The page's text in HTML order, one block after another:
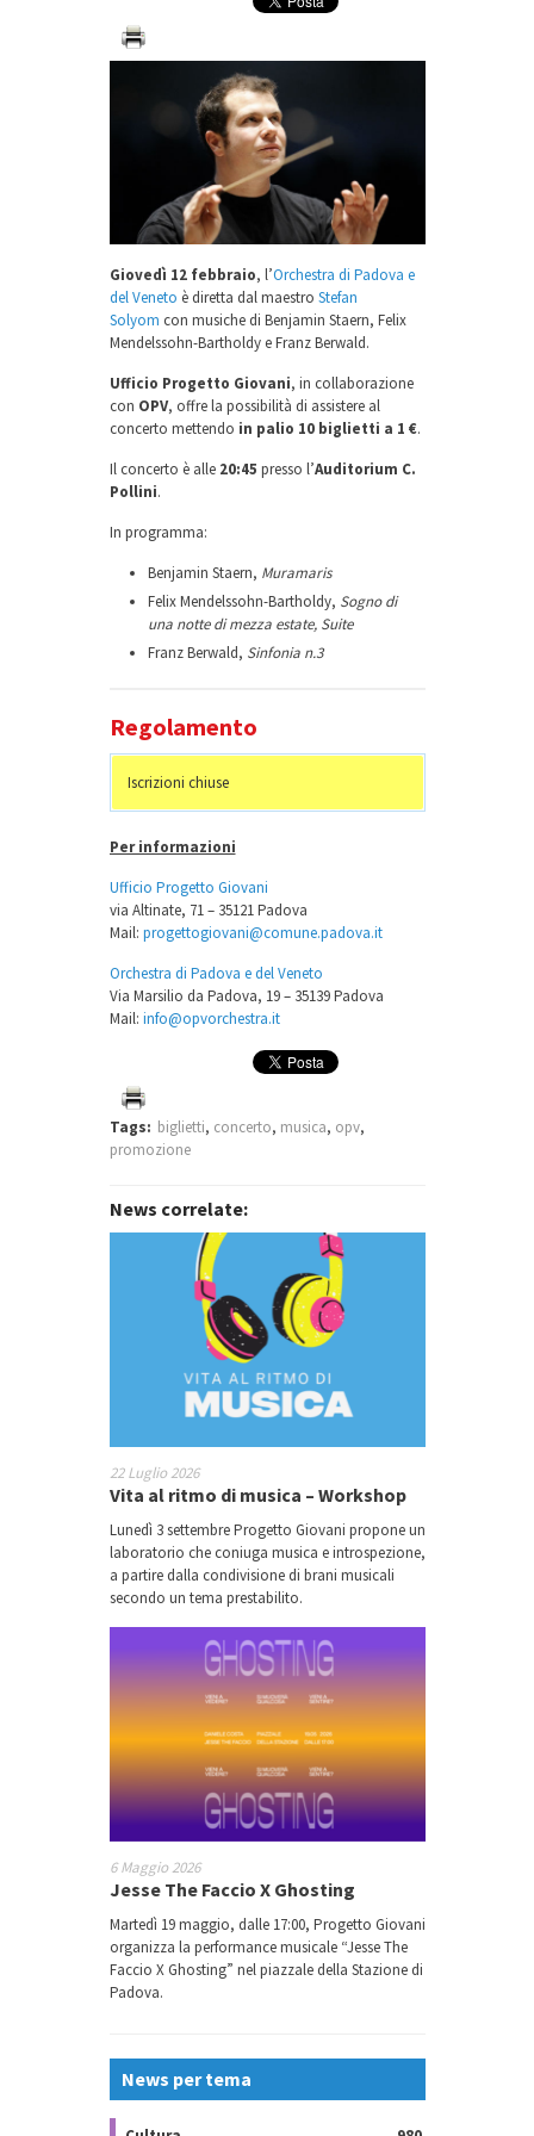
Giovedì 12 febbraio, l’Orchestra di Padova e
del Veneto è diretta dal maestro Stefan
Solyom con musiche di Benjamin Staern, Felix
Mendelssohn-Bartholdy e Franz Berwald.
Ufficio Progetto Giovani, in collaborazione
con OPV, offre la possibilità di assistere al
concerto mettendo in palio 10 biglietti a 1 €.
Il concerto è alle 20:45 presso l’Auditorium C.
Pollini.
In programma:
Benjamin Staern, Muramaris
Felix Mendelssohn-Bartholdy, Sogno di
una notte di mezza estate, Suite
Franz Berwald, Sinfonia n.3
Regolamento
Iscrizioni chiuse
Per informazioni
Ufficio Progetto Giovani
via Altinate, 71 – 35121 Padova
Mail: progettogiovani@comune.padova.it
Orchestra di Padova e del Veneto
Via Marsilio da Padova, 19 – 35139 Padova
Mail: info@opvorchestra.it
Tags: biglietti, concerto, musica, opv,
promozione
News correlate:
22 Luglio 2026
Vita al ritmo di musica – Workshop
Lunedì 3 settembre Progetto Giovani propone un
laboratorio che coniuga musica e introspezione,
a partire dalla condivisione di brani musicali
secondo un tema prestabilito.
6 Maggio 2026
Jesse The Faccio X Ghosting
Martedì 19 maggio, dalle 17:00, Progetto Giovani
organizza la performance musicale “Jesse The
Faccio X Ghosting” nel piazzale della Stazione di
Padova.
News per tema